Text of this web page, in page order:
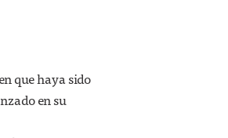
que haya sido
en su